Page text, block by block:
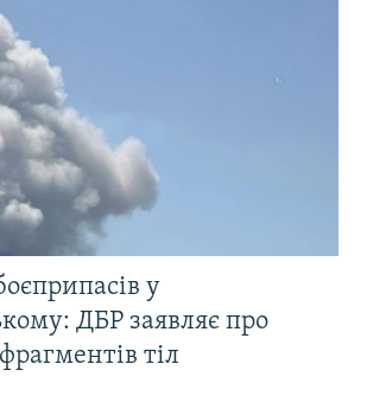
у
ДБР заявляє про
тіл